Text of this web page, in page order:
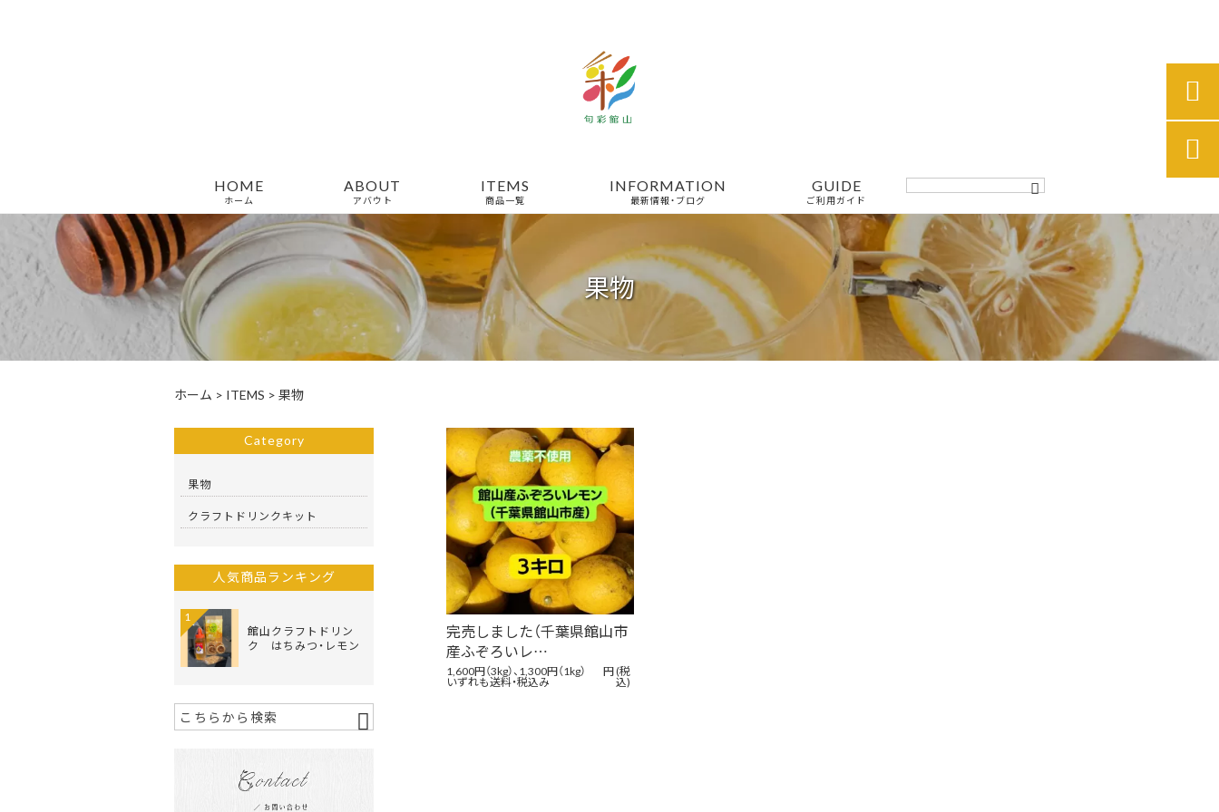
HOME
ホーム
ABOUT
アバウト
ITEMS
商品一覧
INFORMATION
最新情報・ブログ
GUIDE
ご利用ガイド
果物
ホーム > ITEMS > 果物
完売しました（千葉県館山市
産ふぞろいレ…
1,600円（3kg）、1,300円（1kg）
いずれも送料・税込み
円(税
込)
Category
果物
クラフトドリンクキット
人気商品ランキング
館山クラフトドリン
ク はちみつ・レモン
1

